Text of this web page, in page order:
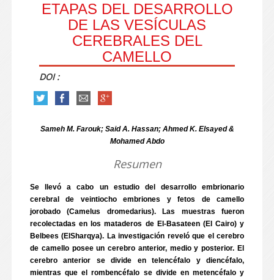
ETAPAS DEL DESARROLLO
DE LAS VESÍCULAS
CEREBRALES DEL
CAMELLO
DOI :
Sameh M. Farouk; Said A. Hassan; Ahmed K. Elsayed &
Mohamed Abdo
Resumen
Se llevó a cabo un estudio del desarrollo embrionario
cerebral de veintiocho embriones y fetos de camello
jorobado (Camelus dromedarius). Las muestras fueron
recolectadas en los mataderos de El-Basateen (El Cairo) y
Belbees (ElSharqya). La investigación reveló que el cerebro
de camello posee un cerebro anterior, medio y posterior. El
cerebro anterior se divide en telencéfalo y diencéfalo,
mientras que el rombencéfalo se divide en metencéfalo y